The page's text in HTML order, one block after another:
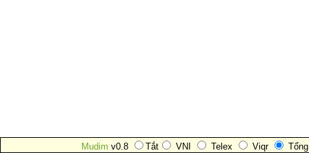
Mudim v0.8 Tắt VNI Telex Viqr